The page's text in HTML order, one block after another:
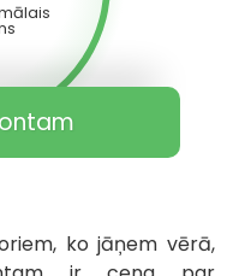
ko jāņem vērā,